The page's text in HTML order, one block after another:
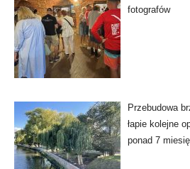
fotografów
Przebudowa
łapie kolejne
ponad 7